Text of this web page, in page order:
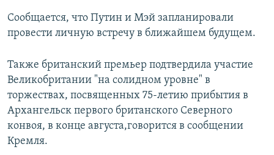
Сообщается, что Путин и Мэй запланировали
провести личную встречу в ближайшем будущем.
Также британский премьер подтвердила участие
Великобритании "на солидном уровне" в
торжествах, посвященных 75-летию прибытия в
Архангельск первого британского Северного
конвоя, в конце августа,говорится в сообщении
Кремля.